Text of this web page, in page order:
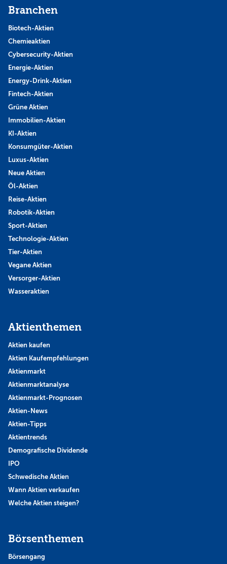
Branchen
Biotech-Aktien
Chemieaktien
Cybersecurity-Aktien
Energie-Aktien
Energy-Drink-Aktien
Fintech-Aktien
Grüne Aktien
Immobilien-Aktien
KI-Aktien
Konsumgüter-Aktien
Luxus-Aktien
Neue Aktien
Öl-Aktien
Reise-Aktien
Robotik-Aktien
Sport-Aktien
Technologie-Aktien
Tier-Aktien
Vegane Aktien
Versorger-Aktien
Wasseraktien
Aktienthemen
Aktien kaufen
Aktien Kaufempfehlungen
Aktienmarkt
Aktienmarktanalyse
Aktienmarkt-Prognosen
Aktien-News
Aktien-Tipps
Aktientrends
Demografische Dividende
IPO
Schwedische Aktien
Wann Aktien verkaufen
Welche Aktien steigen?
Börsenthemen
Börsengang